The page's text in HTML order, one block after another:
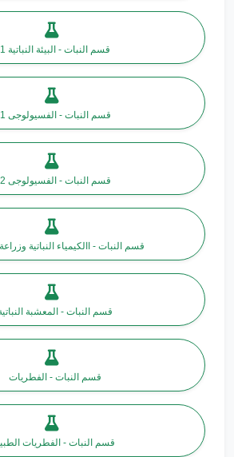
قسم النبات - البيئة النباتية 1
قسم النبات - الفسيولوجى 1
قسم النبات - الفسيولوجى 2
قسم النبات - االكيمياء النباتية
قسم النبات - المعشبة
قسم النبات - الفطريات
قسم النبات - الفطريات